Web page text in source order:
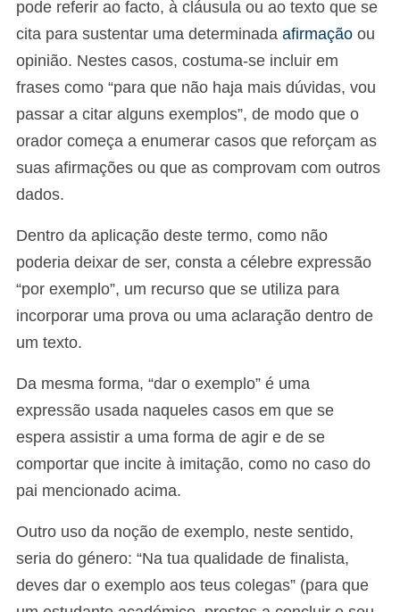
pode referir ao facto, à cláusula ou ao texto que se
cita para sustentar uma determinada afirmação ou
opinião. Nestes casos, costuma-se incluir em
frases como “para que não haja mais dúvidas, vou
passar a citar alguns exemplos”, de modo que o
orador começa a enumerar casos que reforçam as
suas afirmações ou que as comprovam com outros
dados.
Dentro da aplicação deste termo, como não
poderia deixar de ser, consta a célebre expressão
“por exemplo”, um recurso que se utiliza para
incorporar uma prova ou uma aclaração dentro de
um texto.
Da mesma forma, “dar o exemplo” é uma
expressão usada naqueles casos em que se
espera assistir a uma forma de agir e de se
comportar que incite à imitação, como no caso do
pai mencionado acima.
Outro uso da noção de exemplo, neste sentido,
seria do género: “Na tua qualidade de finalista,
deves dar o exemplo aos teus colegas” (para que